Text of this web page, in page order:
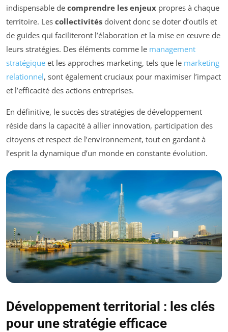
indispensable de comprendre les enjeux propres à chaque
territoire. Les collectivités doivent donc se doter d’outils et
de guides qui faciliteront l’élaboration et la mise en œuvre de
leurs stratégies. Des éléments comme le management
stratégique et les approches marketing, tels que le marketing
relationnel, sont également cruciaux pour maximiser l’impact
et l’efficacité des actions entreprises.
En définitive, le succès des stratégies de développement
réside dans la capacité à allier innovation, participation des
citoyens et respect de l’environnement, tout en gardant à
l’esprit la dynamique d’un monde en constante évolution.
Développement territorial : les clés
pour une stratégie efficace